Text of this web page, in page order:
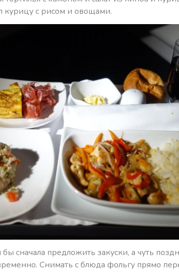
с рисом и овощами.
бы сначала предложить закуски, а чуть
Снимать с блюда фольгу прямо